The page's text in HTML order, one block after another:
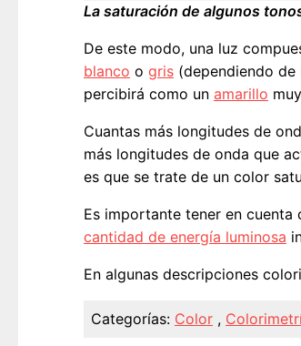
La saturación de algunos
De este modo, una luz
blanco o gris (dependiendo
percibirá como un amarillo
Cuantas más longitudes de
más longitudes de onda que
es que se trate de un color
Es importante tener en cuenta
cantidad de energía luminosa
En algunas descripciones
Categorías: Color ,